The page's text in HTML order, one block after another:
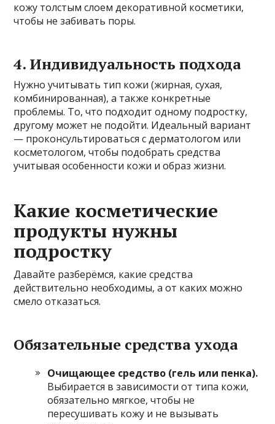
кожу толстым слоем декоративной косметики,
чтобы не забивать поры.
4. Индивидуальность подхода
Нужно учитывать тип кожи (жирная, сухая,
комбинированная), а также конкретные
проблемы. То, что подходит одному подростку,
другому может не подойти. Идеальный вариант
— проконсультироваться с дерматологом или
косметологом, чтобы подобрать средства
учитывая особенности кожи и образ жизни.
Какие косметические
продукты нужны
подростку
Давайте разберёмся, какие средства
действительно необходимы, а от каких можно
смело отказаться.
Обязательные средства ухода
Очищающее средство (гель или пенка).
Выбирается в зависимости от типа кожи,
обязательно мягкое, чтобы не
пересушивать кожу и не вызывать